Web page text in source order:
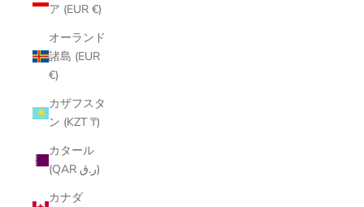
ア (EUR €)
オーランド
諸島 (EUR
€)
カザフスタ
ン (KZT ₸)
カタール
(QAR ر.ق)
カナダ